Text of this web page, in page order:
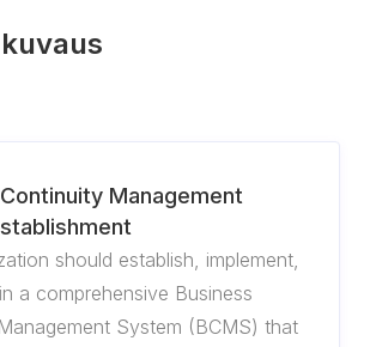
Management
should establish, implement,
a comprehensive Business
System (BCMS) that